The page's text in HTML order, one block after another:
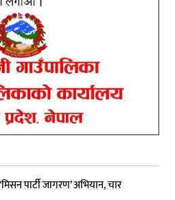
पार्टी जागरण’ अभियान, चार